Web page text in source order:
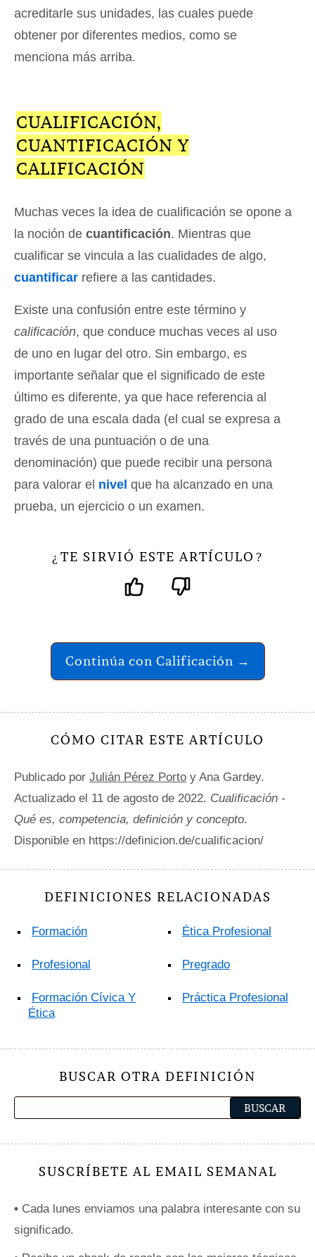
acreditarle sus unidades, las cuales puede
obtener por diferentes medios, como se
menciona más arriba.
CUALIFICACIÓN,
CUANTIFICACIÓN Y
CALIFICACIÓN
Muchas veces la idea de cualificación se opone a
la noción de cuantificación. Mientras que
cualificar se vincula a las cualidades de algo,
cuantificar refiere a las cantidades.
Existe una confusión entre este término y
calificación, que conduce muchas veces al uso
de uno en lugar del otro. Sin embargo, es
importante señalar que el significado de este
último es diferente, ya que hace referencia al
grado de una escala dada (el cual se expresa a
través de una puntuación o de una
denominación) que puede recibir una persona
para valorar el nivel que ha alcanzado en una
prueba, un ejercicio o un examen.
¿ TE SIRVIÓ ESTE ARTÍCULO ?
Continúa con Calificación →
CÓMO CITAR ESTE ARTÍCULO
Publicado por Julián Pérez Porto y Ana Gardey.
Actualizado el 11 de agosto de 2022. Cualificación -
Qué es, competencia, definición y concepto.
Disponible en https://definicion.de/cualificacion/
DEFINICIONES RELACIONADAS
Formación
Profesional
Formación Cívica Y
Ética
Ética Profesional
Pregrado
Práctica Profesional
BUSCAR OTRA DEFINICIÓN
SUSCRÍBETE AL EMAIL SEMANAL
• Cada lunes enviamos una palabra interesante con su
significado.